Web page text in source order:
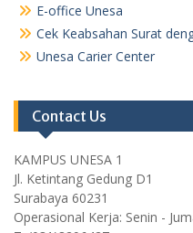
E-office Unesa
Cek Keabsahan Surat
Unesa Carier Center
Contact Us
KAMPUS UNESA 1
Jl. Ketintang Gedung D1
Surabaya 60231
Operasional Kerja: Senin -